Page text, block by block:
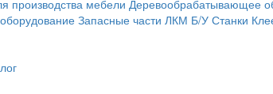
производства мебели Деревообрабатывающее
Запасные части ЛКМ Б/У Станки